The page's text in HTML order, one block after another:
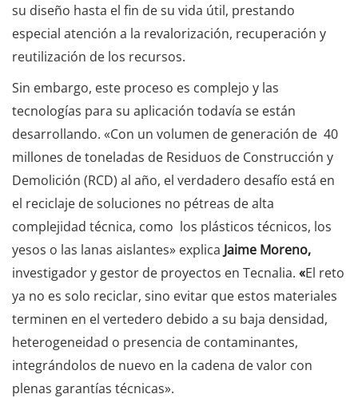
su diseño hasta el fin de su vida útil, prestando
especial atención a la revalorización, recuperación y
reutilización de los recursos.
Sin embargo, este proceso es complejo y las
tecnologías para su aplicación todavía se están
desarrollando. «Con un volumen de generación de 40
millones de toneladas de Residuos de Construcción y
Demolición (RCD) al año, el verdadero desafío está en
el reciclaje de soluciones no pétreas de alta
complejidad técnica, como los plásticos técnicos, los
yesos o las lanas aislantes» explica Jaime Moreno,
investigador y gestor de proyectos en Tecnalia. «El reto
ya no es solo reciclar, sino evitar que estos materiales
terminen en el vertedero debido a su baja densidad,
heterogeneidad o presencia de contaminantes,
integrándolos de nuevo en la cadena de valor con
plenas garantías técnicas».